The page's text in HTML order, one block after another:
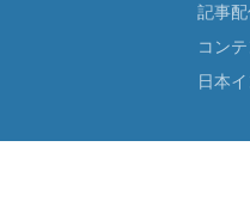
記事
コン
日本